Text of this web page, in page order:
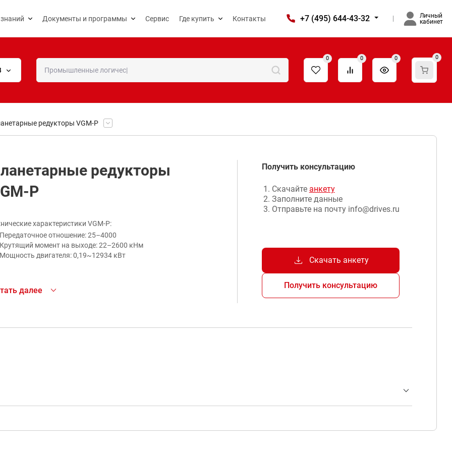
Документы и программы Сервис Где купить Контакты +7 (495) 644-43-32
Личный
кабинет
0 0 0 0
редукторы VGM-P
редукторы
P
характеристики VGM-P:
Передаточное отношение: 25–4000
Крутящий момент на выходе: 22–2600 кНм
Мощность двигателя: 0,19~12934 кВт
корпус с большим набором опций и вариантов
Высокая надежность и износостойкость
далее
Получить консультацию
Скачайте анкету
Заполните данные
Отправьте на почту info@drives.ru
download Скачать анкету
Получить консультацию
expand_more
редукторы.pdf